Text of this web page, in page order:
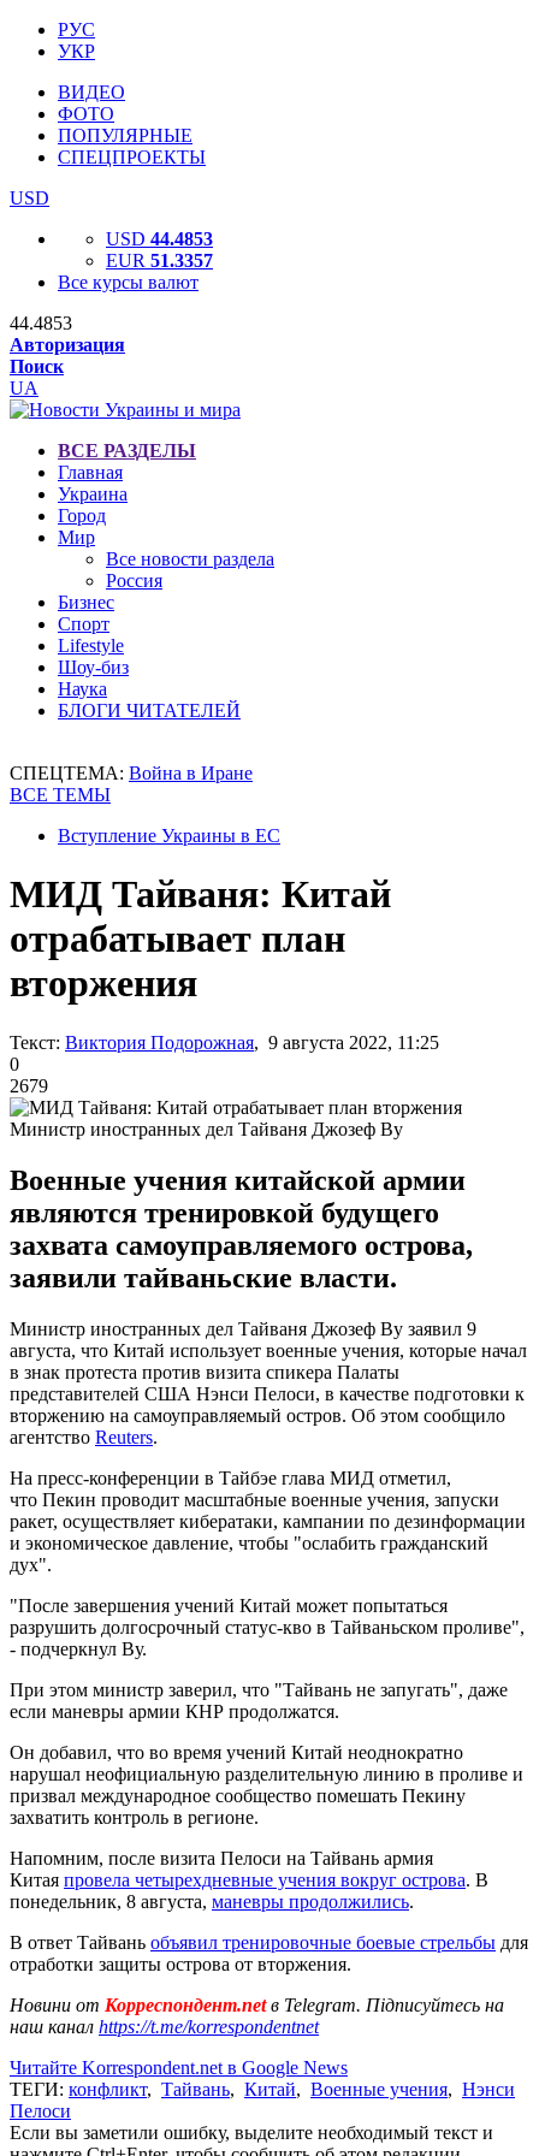
РУС
УКР
ВИДЕО
ФОТО
ПОПУЛЯРНЫЕ
СПЕЦПРОЕКТЫ
USD
USD 44.4853
EUR 51.3357
Все курсы валют
44.4853
Авторизация
Поиск
UA
ВСЕ РАЗДЕЛЫ
Главная
Украина
Город
Мир
Все новости раздела
Россия
Бизнес
Спорт
Lifestyle
Шоу-биз
Наука
БЛОГИ ЧИТАТЕЛЕЙ
СПЕЦТЕМА: Война в Иране
ВСЕ ТЕМЫ
Вступление Украины в ЕС
МИД Тайваня: Китай
отрабатывает план
вторжения
Текст: Виктория Подорожная, 9 августа 2022, 11:25
0
2679
Министр иностранных дел Тайваня Джозеф Ву
Военные учения китайской армии
являются тренировкой будущего
захвата самоуправляемого острова,
заявили тайваньские власти.
Министр иностранных дел Тайваня Джозеф Ву заявил 9
августа, что Китай использует военные учения, которые начал
в знак протеста против визита спикера Палаты
представителей США Нэнси Пелоси, в качестве подготовки к
вторжению на самоуправляемый остров. Об этом сообщило
агентство Reuters.
На пресс-конференции в Тайбэе глава МИД отметил,
что Пекин проводит масштабные военные учения, запуски
ракет, осуществляет кибератаки, кампании по дезинформации
и экономическое давление, чтобы "ослабить гражданский
дух".
"После завершения учений Китай может попытаться
разрушить долгосрочный статус-кво в Тайваньском проливе",
- подчеркнул Ву.
При этом министр заверил, что "Тайвань не запугать", даже
если маневры армии КНР продолжатся.
Он добавил, что во время учений Китай неоднократно
нарушал неофициальную разделительную линию в проливе и
призвал международное сообщество помешать Пекину
захватить контроль в регионе.
Напомним, после визита Пелоси на Тайвань армия
Китая провела четырехдневные учения вокруг острова. В
понедельник, 8 августа, маневры продолжились.
В ответ Тайвань объявил тренировочные боевые стрельбы для
отработки защиты острова от вторжения.
Новини от Корреспондент.netв Telegram. Підписуйтесь на
наш канал https://t.me/korrespondentnet
Читайте Korrespondent.net в Google News
ТЕГИ: конфликт, Тайвань, Китай, Военные учения, Нэнси
Пелоси
Если вы заметили ошибку, выделите необходимый текст и